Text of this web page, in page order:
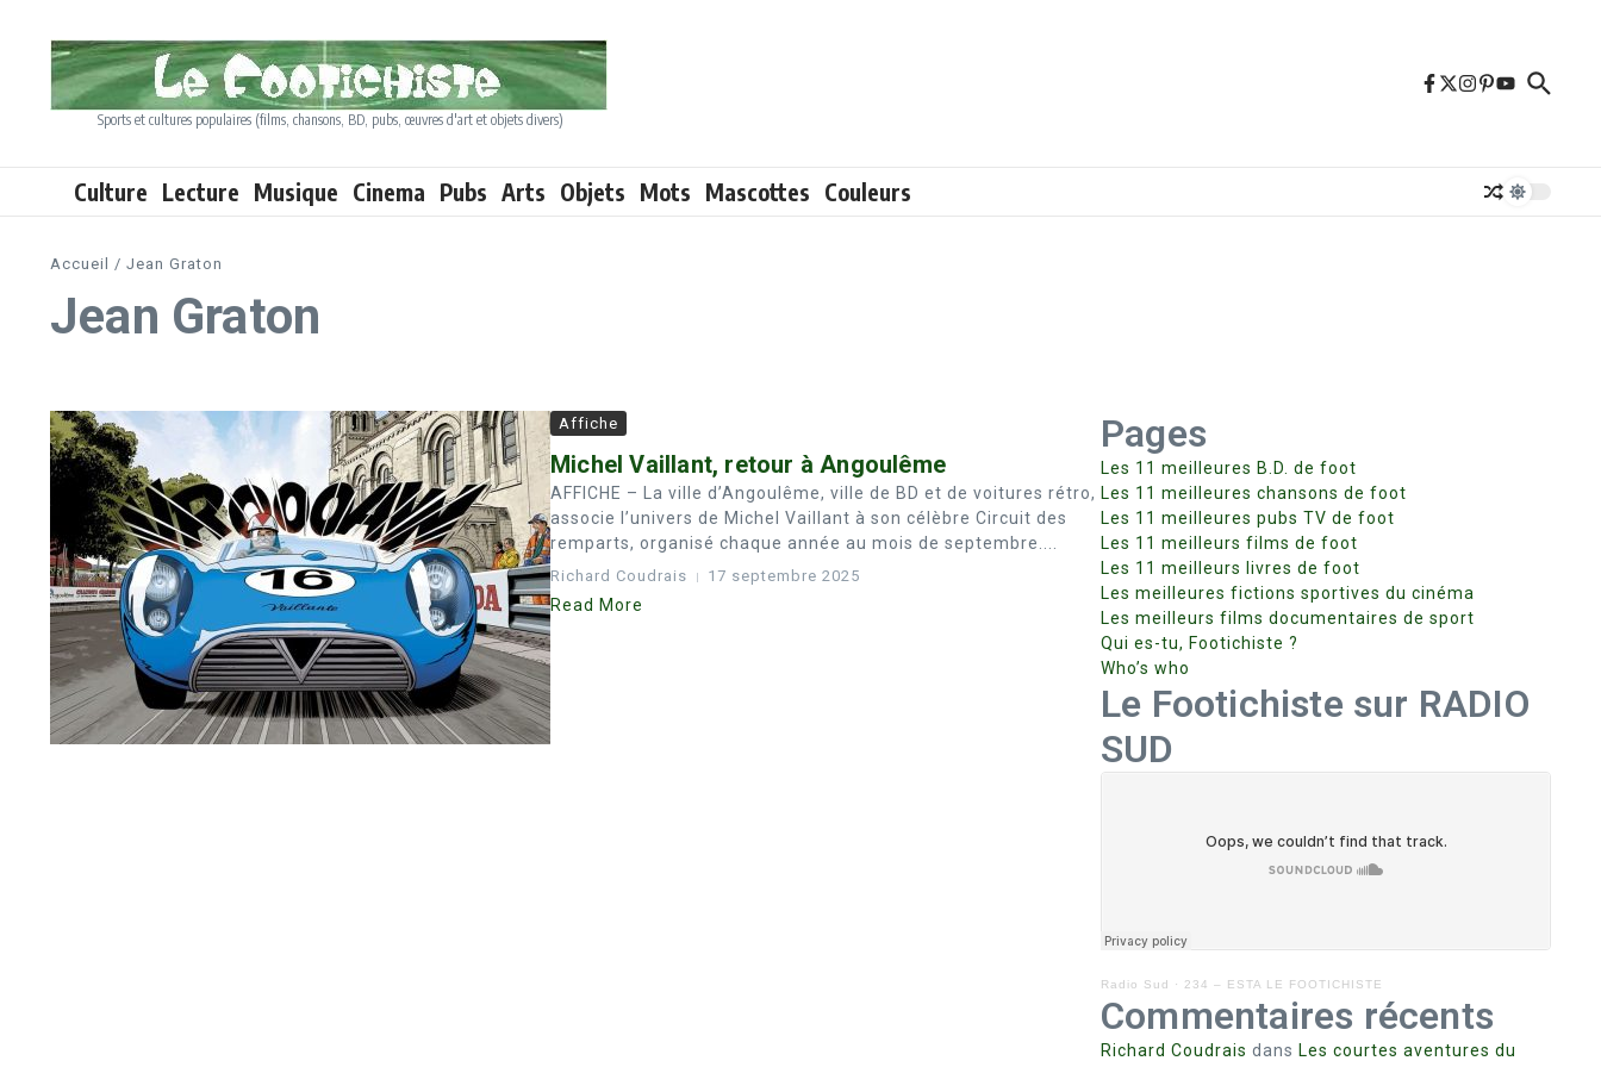
Sports et cultures populaires (films, chansons, BD, pubs, œuvres d'art et objets divers)
Culture Lecture Musique Cinema Pubs Arts Objets Mots Mascottes Couleurs
Accueil / Jean Graton
Jean Graton
Affiche
Michel Vaillant, retour à Angoulême
AFFICHE – La ville d’Angoulême, ville de BD et de voitures rétro,
associe l’univers de Michel Vaillant à son célèbre Circuit des
remparts, organisé chaque année au mois de septembre....
Richard Coudrais 17 septembre 2025
Read More
Pages
Les 11 meilleures B.D. de foot
Les 11 meilleures chansons de foot
Les 11 meilleures pubs TV de foot
Les 11 meilleurs films de foot
Les 11 meilleurs livres de foot
Les meilleures fictions sportives du cinéma
Les meilleurs films documentaires de sport
Qui es-tu, Footichiste ?
Who’s who
Le Footichiste sur RADIO
SUD
Radio Sud · 234 – ESTA LE FOOTICHISTE
Commentaires récents
Richard Coudrais dans Les courtes aventures du